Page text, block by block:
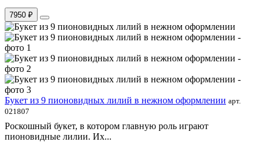
7950 ₽
Букет из 9 пионовидных лилий в нежном оформлении арт.
021807
Роскошный букет, в котором главную роль играют
пионовидные лилии. Их...